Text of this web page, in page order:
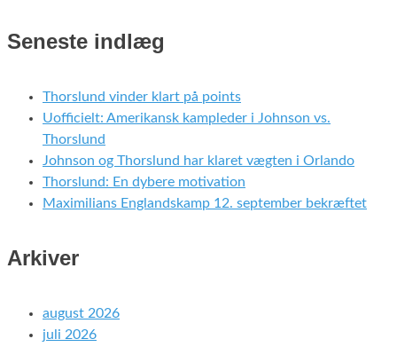
Seneste indlæg
Thorslund vinder klart på points
Uofficielt: Amerikansk kampleder i Johnson vs.
Thorslund
Johnson og Thorslund har klaret vægten i Orlando
Thorslund: En dybere motivation
Maximilians Englandskamp 12. september bekræftet
Arkiver
august 2026
juli 2026